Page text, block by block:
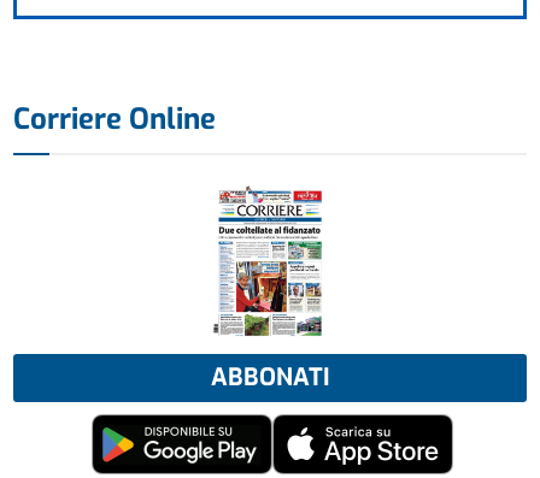
Corriere Online
ABBONATI